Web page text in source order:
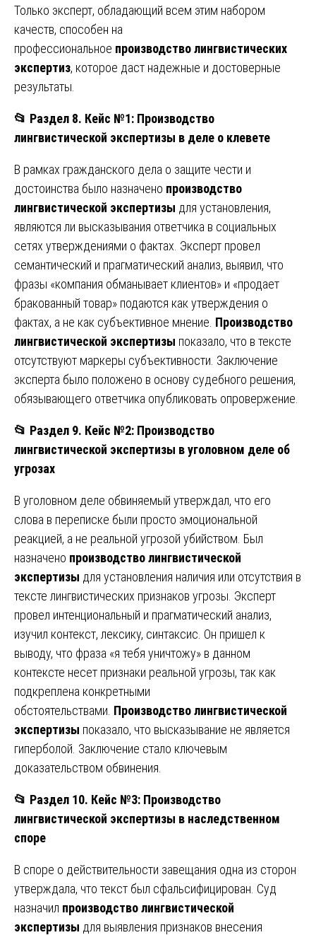
Только эксперт, обладающий всем этим набором
качеств, способен на
профессиональное производство лингвистических
экспертиз, которое даст надежные и достоверные
результаты.
📂 Раздел 8. Кейс №1: Производство
лингвистической экспертизы в деле о клевете
В рамках гражданского дела о защите чести и
достоинства было назначено производство
лингвистической экспертизы для установления,
являются ли высказывания ответчика в социальных
сетях утверждениями о фактах. Эксперт провел
семантический и прагматический анализ, выявил, что
фразы «компания обманывает клиентов» и «продает
бракованный товар» подаются как утверждения о
фактах, а не как субъективное мнение. Производство
лингвистической экспертизы показало, что в тексте
отсутствуют маркеры субъективности. Заключение
эксперта было положено в основу судебного решения,
обязывающего ответчика опубликовать опровержение.
📂 Раздел 9. Кейс №2: Производство
лингвистической экспертизы в уголовном деле об
угрозах
В уголовном деле обвиняемый утверждал, что его
слова в переписке были просто эмоциональной
реакцией, а не реальной угрозой убийством. Был
назначено производство лингвистической
экспертизы для установления наличия или отсутствия в
тексте лингвистических признаков угрозы. Эксперт
провел интенциональный и прагматический анализ,
изучил контекст, лексику, синтаксис. Он пришел к
выводу, что фраза «я тебя уничтожу» в данном
контексте несет признаки реальной угрозы, так как
подкреплена конкретными
обстоятельствами. Производство лингвистической
экспертизы показало, что высказывание не является
гиперболой. Заключение стало ключевым
доказательством обвинения.
📂 Раздел 10. Кейс №3: Производство
лингвистической экспертизы в наследственном
споре
В споре о действительности завещания одна из сторон
утверждала, что текст был сфальсифицирован. Суд
назначил производство лингвистической
экспертизы для выявления признаков внесения